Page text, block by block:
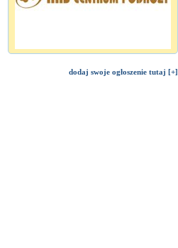
dodaj swoje ogłoszenie tutaj [+]